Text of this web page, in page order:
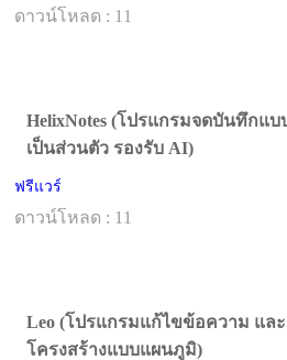
ดาวน์โหลด : 11
HelixNotes (โปรแกรมจดบันทึกแ
เป็นส่วนตัว รองรับ AI)
ฟรีแวร์
ดาวน์โหลด : 11
Leo (โปรแกรมแก้ไขข้อความ แล
โครงสร้างแบบแผนภูมิ)